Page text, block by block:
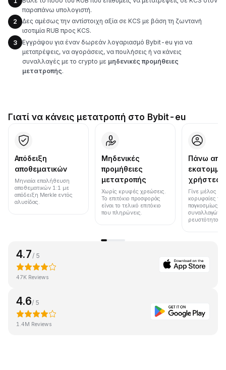
παραπάνω υπολογιστή.
2
Δες αμέσως την αντίστοιχη αξία σε KCS με βάση τη ζωντανή
ισοτιμία RUB προς KCS.
3
Εγγράψου για έναν δωρεάν λογαριασμό Bybit-eu για να
μετατρέψεις, να αγοράσεις, να πουλήσεις ή να κάνεις
συναλλαγές με το crypto με μηδενικές προμήθειες
μετατροπής.
Γιατί να κάνεις μετατροπή στο Bybit-eu
Απόδειξη
αποθεματικών
Μηνιαία επαλήθευση
αποθεματικών 1:1 με
απόδειξη Merkle εντός
αλυσίδας.
Μηδενικές
προμήθειες
μετατροπής
Χωρίς κρυφές χρεώσεις.
Το επιτόκιο προσφοράς
είναι το τελικό επιτόκιο
που πληρώνεις.
Πάνω από
χρήστες
Γίνε μέλος
κορυφαίες
παγκοσμίως
συναλλαγών
ρευστότητα.
4.7 / 5
47K Reviews
4.6/ 5
1.4M Reviews